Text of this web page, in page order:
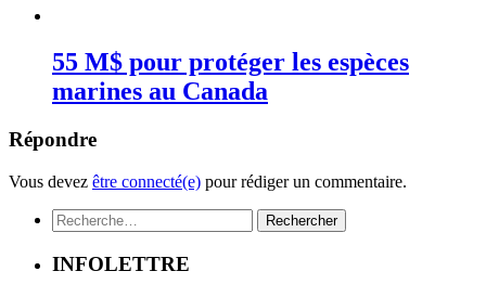
55 M$ pour protéger les espèces
marines au Canada
Répondre
Vous devez être connecté(e) pour rédiger un commentaire.
Rechercher :
INFOLETTRE